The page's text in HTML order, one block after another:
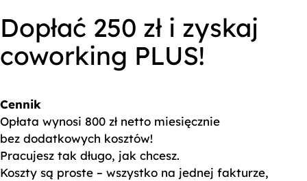
Dopłać 250 zł i zyskaj
coworking PLUS!
Cennik
Opłata wynosi 800 zł netto miesięcznie
bez dodatkowych kosztów!
Pracujesz tak długo, jak chcesz.
Koszty są proste – wszystko na jednej fakturze,